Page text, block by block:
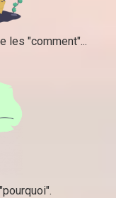
les "comment"...